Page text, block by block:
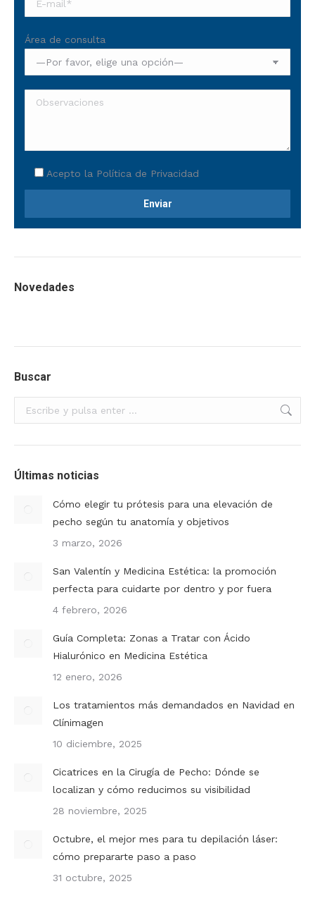
Área de consulta
Acepto la Política de Privacidad
Novedades
Buscar
Buscar:
Últimas noticias
Cómo elegir tu prótesis para una elevación de
pecho según tu anatomía y objetivos
3 marzo, 2026
San Valentín y Medicina Estética: la promoción
perfecta para cuidarte por dentro y por fuera
4 febrero, 2026
Guía Completa: Zonas a Tratar con Ácido
Hialurónico en Medicina Estética
12 enero, 2026
Los tratamientos más demandados en Navidad en
Clínimagen
10 diciembre, 2025
Cicatrices en la Cirugía de Pecho: Dónde se
localizan y cómo reducimos su visibilidad
28 noviembre, 2025
Octubre, el mejor mes para tu depilación láser:
cómo prepararte paso a paso
31 octubre, 2025